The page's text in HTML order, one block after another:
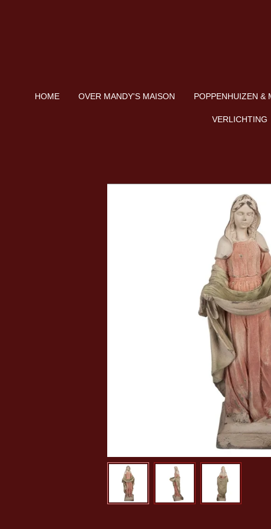
HOME OVER MANDY'S MAISON POPPENHUIZEN &
VERLICHTING